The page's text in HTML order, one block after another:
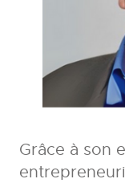
Grâce à son